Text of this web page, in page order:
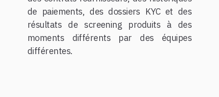
de paiements, des dossiers KYC et des
résultats de screening produits à des
moments différents par des équipes
différentes.